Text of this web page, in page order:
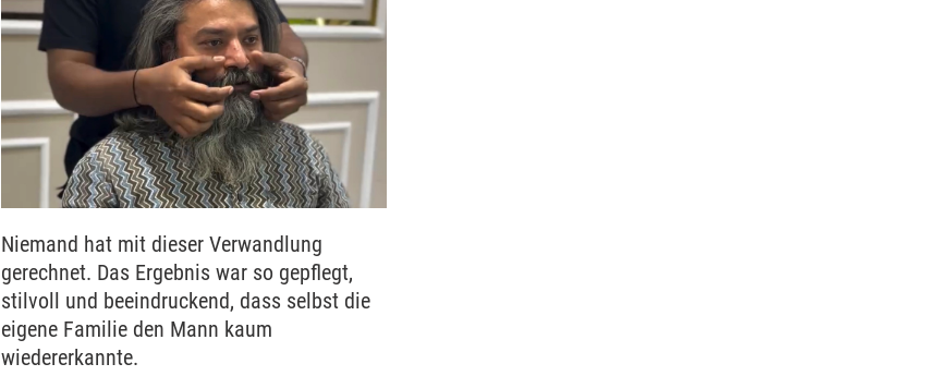
Niemand hat mit dieser Verwandlung
gerechnet. Das Ergebnis war so gepflegt,
stilvoll und beeindruckend, dass selbst die
eigene Familie den Mann kaum
wiedererkannte.